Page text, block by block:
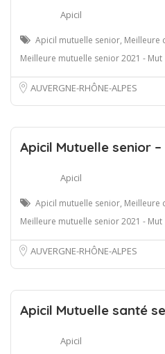
Apicil
Apicil mutuelle senior,
Meilleure mutuelle senior 2021 - Mut
AUVERGNE-RHÔNE-ALPES
Apicil Mutuelle senior
Apicil
Apicil mutuelle senior,
Meilleure mutuelle senior 2021 - Mut
AUVERGNE-RHÔNE-ALPES
Apicil Mutuelle santé
Apicil